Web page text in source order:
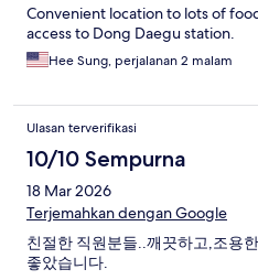
Convenient location to lots of
access to Dong Daegu station.
Hee Sung, perjalanan 2 malam
Ulasan terverifikasi
10/10 Sempurna
18 Mar 2026
Terjemahkan dengan Google
친절한 직원분들..깨끗하고,조용
좋았습니다.